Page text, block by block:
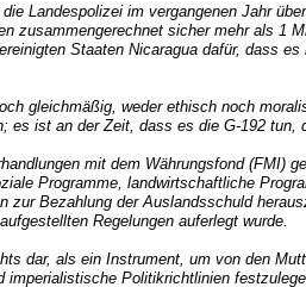
Landespolizei im vergangenen Jahr
zusammengerechnet sicher mehr als 1
Staaten Nicaragua dafür, dass
gleichmäßig, weder ethisch noch
es ist an der Zeit, dass es die G-192 tun,
mit dem Währungsfond (FMI)
Programme, landwirtschaftliche
zur Bezahlung der Auslandsschuld
Regelungen auferlegt wurde.
dar, als ein Instrument, um von den
imperialistische Politikrichtlinien